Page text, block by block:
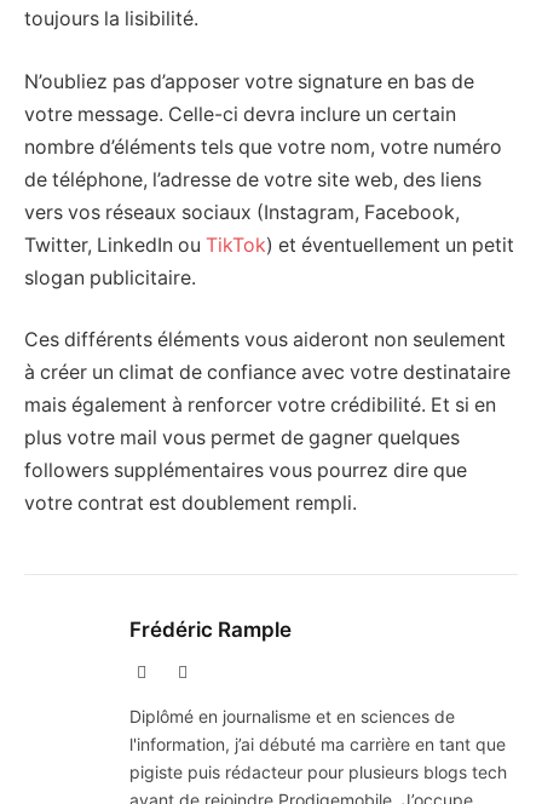
toujours la lisibilité.
N’oubliez pas d’apposer votre signature en bas de
votre message. Celle-ci devra inclure un certain
nombre d’éléments tels que votre nom, votre numéro
de téléphone, l’adresse de votre site web, des liens
vers vos réseaux sociaux (Instagram, Facebook,
Twitter, LinkedIn ou TikTok) et éventuellement un petit
slogan publicitaire.
Ces différents éléments vous aideront non seulement
à créer un climat de confiance avec votre destinataire
mais également à renforcer votre crédibilité. Et si en
plus votre mail vous permet de gagner quelques
followers supplémentaires vous pourrez dire que
votre contrat est doublement rempli.
Frédéric Rample
Diplômé en journalisme et en sciences de
l'information, j’ai débuté ma carrière en tant que
pigiste puis rédacteur pour plusieurs blogs tech